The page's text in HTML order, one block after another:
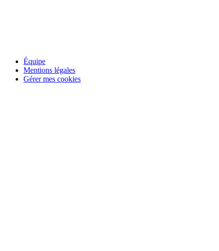
Équipe
Mentions légales
Gérer mes cookies